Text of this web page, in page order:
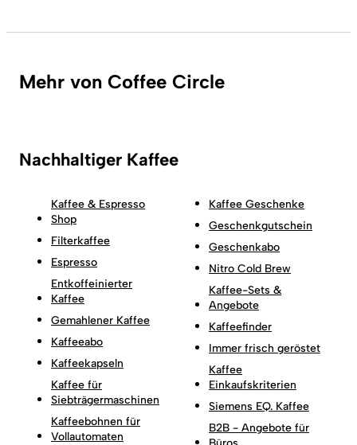
Mehr von Coffee Circle
Nachhaltiger Kaffee
Kaffee & Espresso
Shop
Filterkaffee
Espresso
Entkoffeinierter
Kaffee
Gemahlener Kaffee
Kaffeeabo
Kaffeekapseln
Kaffee für
Siebträgermaschinen
Kaffeebohnen für
Vollautomaten
Kaffee Geschenke
Geschenkgutschein
Geschenkabo
Nitro Cold Brew
Kaffee-Sets &
Angebote
Kaffeefinder
Immer frisch geröstet
Kaffee
Einkaufskriterien
Siemens EQ. Kaffee
B2B - Angebote für